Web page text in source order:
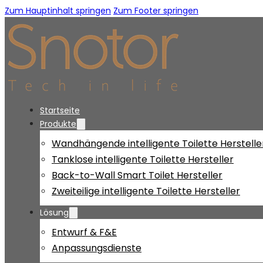
Zum Hauptinhalt springen Zum Footer springen
Startseite
Produkte
Wandhängende intelligente Toilette
Tanklose intelligente Toilette Hersteller
Back-to-Wall Smart Toilet Hersteller
Zweiteilige intelligente Toilette Hersteller
Lösung
Entwurf & F&E
Anpassungsdienste